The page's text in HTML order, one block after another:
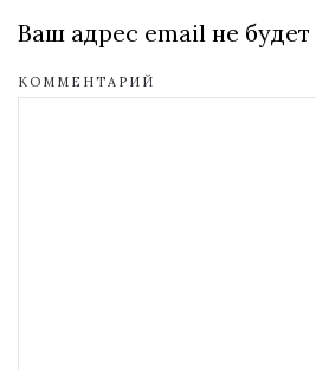
Ваш адрес email не
КОММЕНТАРИЙ